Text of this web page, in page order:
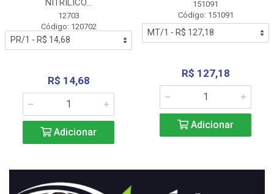
NITRÍLICO...
12703
Código: 120702
R$ 14,68
Adicionar
151091
Código: 151091
R$ 127,18
Adicionar